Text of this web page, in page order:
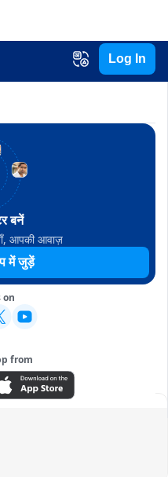
Log In
बनें
आपकी आवाज़
में जुड़ें
on
from